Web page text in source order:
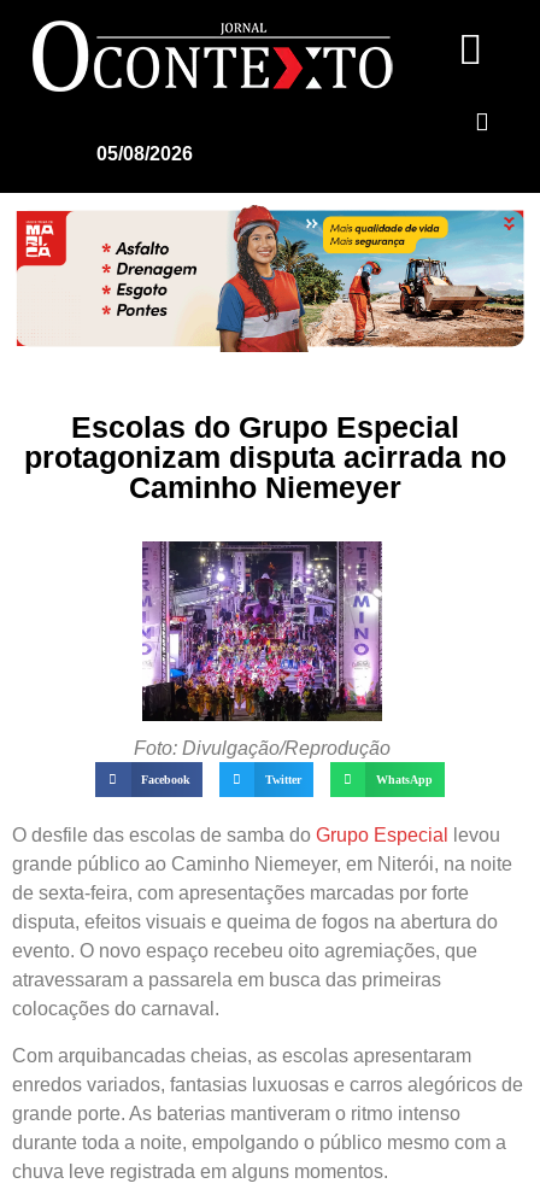
05/08/2026
Escolas do Grupo Especial
protagonizam disputa acirrada no
Caminho Niemeyer
Foto: Divulgação/Reprodução
Facebook Twitter WhatsApp
O desfile das escolas de samba do Grupo Especial
levou
grande público ao Caminho Niemeyer, em Niterói, na noite
de sexta-feira, com apresentações marcadas por forte
disputa, efeitos visuais e queima de fogos na abertura do
evento. O novo espaço recebeu oito agremiações, que
atravessaram a passarela em busca das primeiras
colocações do carnaval.
Com arquibancadas cheias, as escolas apresentaram
enredos variados, fantasias luxuosas e carros alegóricos de
grande porte. As baterias mantiveram o ritmo intenso
durante toda a noite, empolgando o público mesmo com a
chuva leve registrada em alguns momentos.